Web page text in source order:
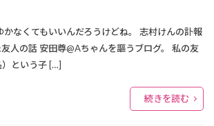
かなくてもいいんだろうけどね。 志村けんの訃報
人の話 安田尊@Aちゃんを謳うブログ。 私の友
という子 […]
続きを読む